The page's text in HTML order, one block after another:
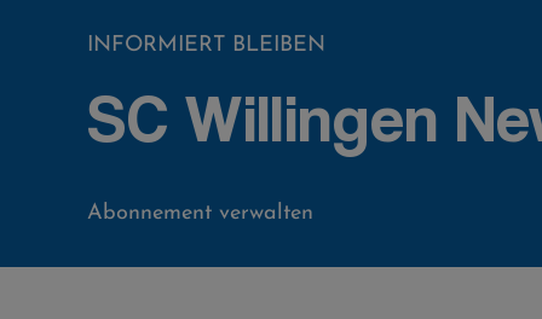
INFORMIERT BLEIBEN
SC Willingen
Abonnement verwalten